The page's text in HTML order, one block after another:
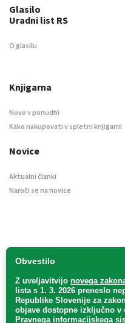
Obvestilo
Z uveljavitvijo novega
lista s 1. 3. 2026 preneslo
Republike Slovenije za
objave dostopne izključno
Pravnega informacijskega
Glasilo
Uradni list RS
O glasilu
Knjigarna
Novo v ponudbi
Kako nakupovati v spletni knjigarni
Novice
Aktualni članki
Naroči se na novice